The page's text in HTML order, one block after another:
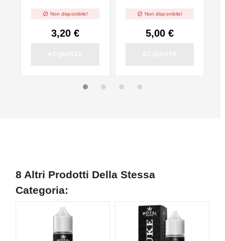
90/10 - 10ml
 Non disponibile!
3,20 €
 Non disponibile!
5,00 €
8 Altri Prodotti Della Stessa
Categoria: